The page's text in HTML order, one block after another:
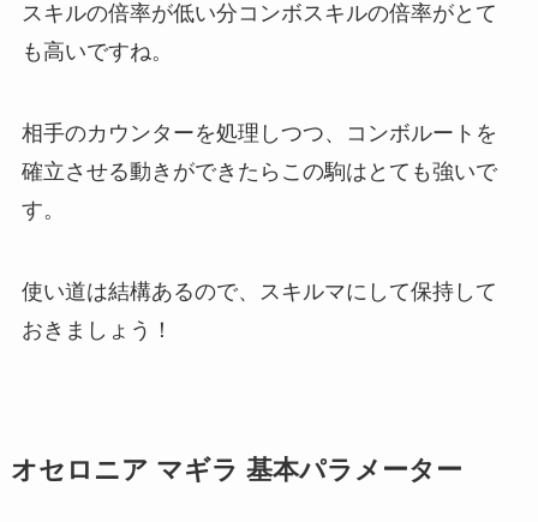
スキルの倍率が低い分コンボスキルの倍率がとて
も高いですね。
相手のカウンターを処理しつつ、コンボルートを
確立させる動きができたらこの駒はとても強いで
す。
使い道は結構あるので、スキルマにして保持して
おきましょう！
オセロニア マギラ 基本パラメーター